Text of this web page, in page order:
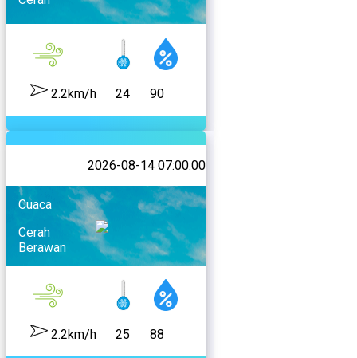
2.2km/h 24 90
2026-08-14 07:00:00
Cuaca
Cerah
Berawan
2.2km/h 25 88